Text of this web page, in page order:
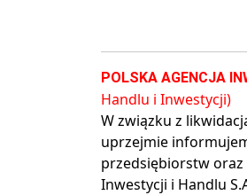
POLSKA AGENCJA
Handlu i Inwestycji)
W związku z
uprzejmie
przedsiębiorstw
Inwestycji i Handlu